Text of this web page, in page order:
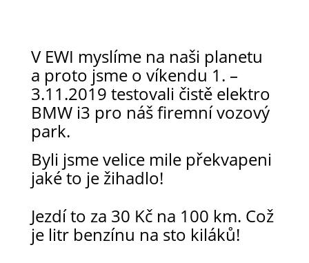
V EWI myslíme na naši planetu
a proto jsme o víkendu 1. –
3.11.2019 testovali čistě elektro
BMW i3 pro náš firemní vozový
park.
Byli jsme velice mile překvapeni
jaké to je žihadlo!
Jezdí to za 30 Kč na 100 km. Což
je litr benzínu na sto kiláků!